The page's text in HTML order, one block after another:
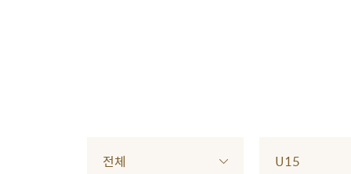
전체 U15